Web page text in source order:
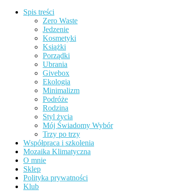
Spis treści
Zero Waste
Jedzenie
Kosmetyki
Książki
Porządki
Ubrania
Givebox
Ekologia
Minimalizm
Podróże
Rodzina
Styl życia
Mój Świadomy Wybór
Trzy po trzy
Współpraca i szkolenia
Mozaika Klimatyczna
O mnie
Sklep
Polityka prywatności
Klub